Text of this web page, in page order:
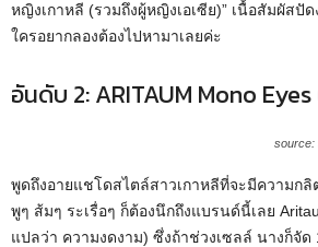
หญิงเกาหลี (รวมถึงผู้หญิงเอเซีย)” เนื้อสัมผัสปัด
ใครอยากลองต้องไปหามาเลยค่ะ
อันดับ 2: ARITAUM Mono
source:
พูดถึงอายแชโดสไตล์สาวเกาหลีที่จะมีความกลิ
พูๆ ส้มๆ ระเรื่อๆ ก็ต้องนึกถึงแบรนด์นี้เลย
แปลว่า ความงดงาม) ซึ่งถ้าช่วงเซลล์ นางก็จัด